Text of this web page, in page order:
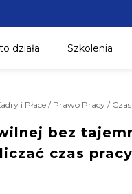
działa Szkolenia
i Płace / Prawo Pracy /
bez
czas